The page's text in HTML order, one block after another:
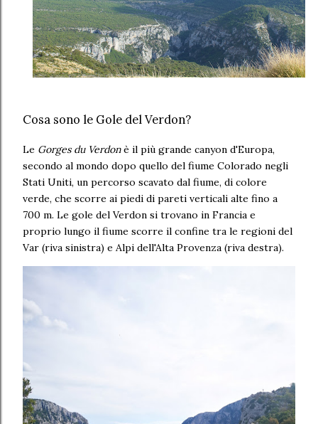
Cosa sono le Gole del Verdon?
Le Gorges du Verdonè il più grande canyon d'Europa,
secondo al mondo dopo quello del fiume Colorado negli
Stati Uniti, un percorso scavato dal fiume, di colore
verde, che scorre ai piedi di pareti verticali alte fino a
700 m. Le gole del Verdon si trovano in Francia e
proprio lungo il fiume scorre il confine tra le regioni del
Var (riva sinistra) e Alpi dell'Alta Provenza (riva destra).